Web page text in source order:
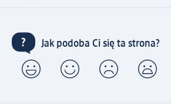
Jak podoba Ci się ta strona?